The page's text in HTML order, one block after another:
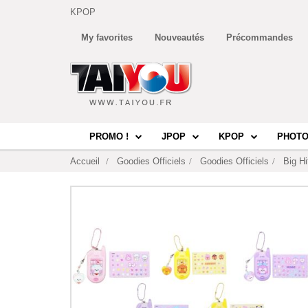
KPOP
My favorites Nouveautés Précommandes
PROMO ! JPOP KPOP
Accueil Goodies Officiels Goodies Officiels Big